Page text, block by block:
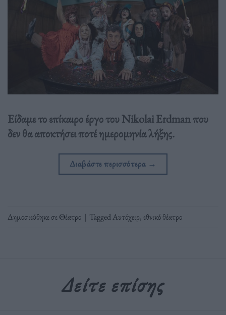
Eίδαμε το επίκαιρο έργο του Nikolai Erdman που
δεν θα αποκτήσει ποτέ ημερομηνία λήξης.
Διαβάστε περισσότερα →
Δημοσιεύθηκε σεΘέατρο | TaggedΑυτόχειρ, εθνικό θέατρο
Δείτε επίσης